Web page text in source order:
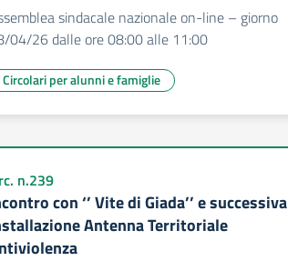
sindacale nazionale on-line – giorno
04/26 dalle ore 08:00 alle 11:00
Circolari per alunni e famiglie
n.239
con ‘’ Vite di Giada’’ e successiva
Antenna Territoriale